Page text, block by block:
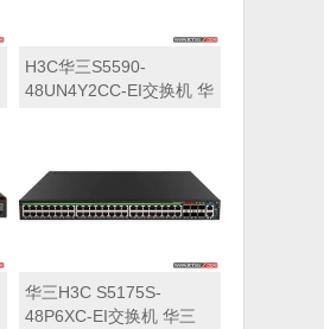
H3C华三S5590-
48UN4Y2CC-EI交换机 华
华三H3C S5175S-
48P6XC-EI交换机 华三